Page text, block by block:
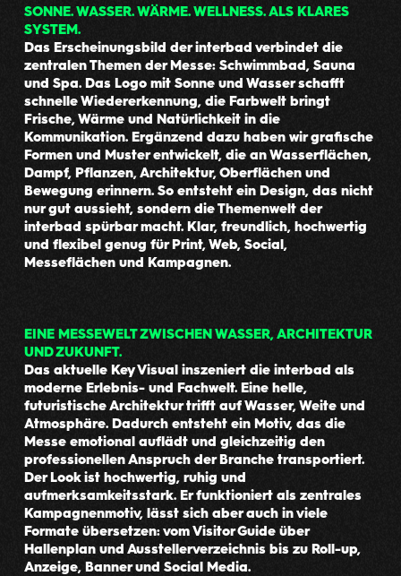
SONNE. WASSER. WÄRME. WELLNESS. ALS KLARES
SYSTEM.
Das Erscheinungsbild der interbad verbindet die
zentralen Themen der Messe: Schwimmbad, Sauna
und Spa. Das Logo mit Sonne und Wasser schafft
schnelle Wiedererkennung, die Farbwelt bringt
Frische, Wärme und Natürlichkeit in die
Kommunikation. Ergänzend dazu haben wir grafische
Formen und Muster entwickelt, die an Wasserflächen,
Dampf, Pflanzen, Architektur, Oberflächen und
Bewegung erinnern. So entsteht ein Design, das nicht
nur gut aussieht, sondern die Themenwelt der
interbad spürbar macht. Klar, freundlich, hochwertig
und flexibel genug für Print, Web, Social,
Messeflächen und Kampagnen.
EINE MESSEWELT ZWISCHEN WASSER, ARCHITEKTUR
UND ZUKUNFT.
Das aktuelle Key Visual inszeniert die interbad als
moderne Erlebnis- und Fachwelt. Eine helle,
futuristische Architektur trifft auf Wasser, Weite und
Atmosphäre. Dadurch entsteht ein Motiv, das die
Messe emotional auflädt und gleichzeitig den
professionellen Anspruch der Branche transportiert.
Der Look ist hochwertig, ruhig und
aufmerksamkeitsstark. Er funktioniert als zentrales
Kampagnenmotiv, lässt sich aber auch in viele
Formate übersetzen: vom Visitor Guide über
Hallenplan und Ausstellerverzeichnis bis zu Roll-up,
Anzeige, Banner und Social Media.